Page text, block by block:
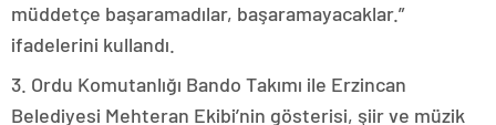
müddetçe başaramadılar, başaramayacaklar.”
ifadelerini kullandı.
3. Ordu Komutanlığı Bando Takımı ile Erzincan
Belediyesi Mehteran Ekibi’nin gösterisi, şiir ve müzik